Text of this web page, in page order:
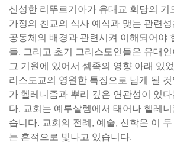
신성한 리뚜르기아가 유대교 회당의 기
가정의 친교의 식사 예식과 맺는 관련
공동체의 배경과 관련시켜 이해되어야
들, 그리고 초기 그리스도인들은 유대
그 기원에 있어서 셈족의 영향 아래 있
리스도교의 영원한 특징으로 남게 될
가 헬레니즘과 뿌리 깊은 연관성이 있다
다. 교회는 예루살렘에서 태어나 헬레
습니다. 교회의 전례, 예술, 신학은 이
는 흔적으로 빛나고 있습니다.